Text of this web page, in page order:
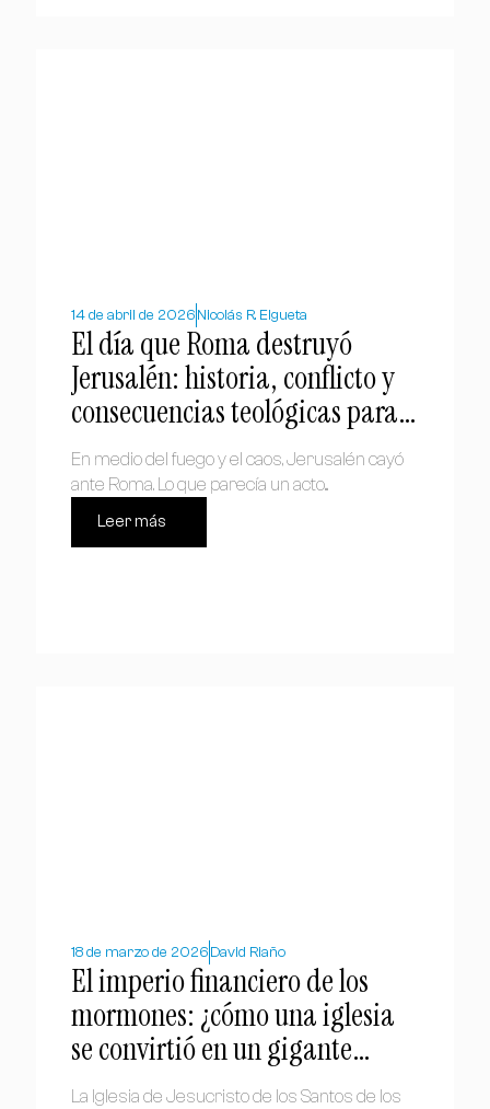
14 de abril de 2026 Nicolás R. Elgueta
El día que Roma destruyó
Jerusalén: historia, conflicto y
consecuencias teológicas para
el cristianismo
En medio del fuego y el caos, Jerusalén cayó
ante Roma. Lo que parecía un acto...
Leer más
18 de marzo de 2026 David Riaño
El imperio financiero de los
mormones: ¿cómo una iglesia
se convirtió en un gigante
económico global?
La Iglesia de Jesucristo de los Santos de los